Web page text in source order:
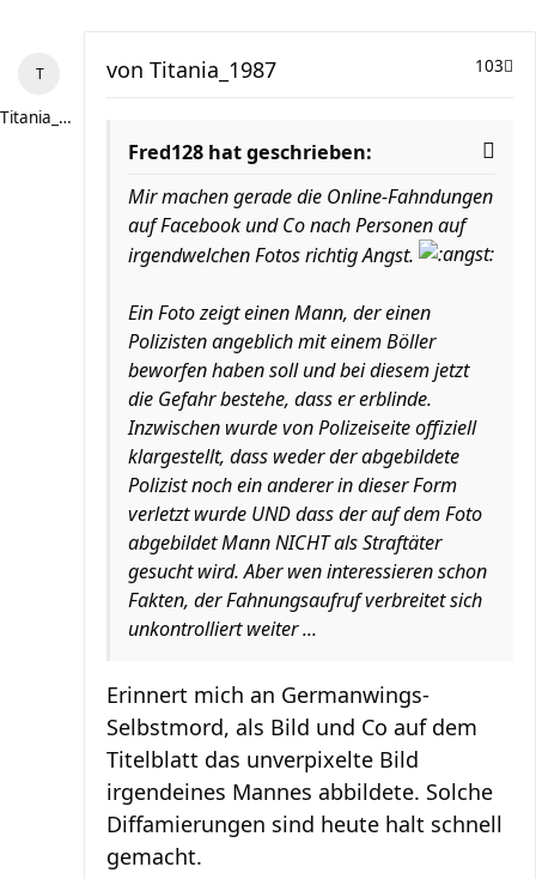
Titania_1987
103
von Titania_1987
Fred128 hat geschrieben:
Mir machen gerade die Online-Fahndungen
auf Facebook und Co nach Personen auf
irgendwelchen Fotos richtig Angst.
Ein Foto zeigt einen Mann, der einen
Polizisten angeblich mit einem Böller
beworfen haben soll und bei diesem jetzt
die Gefahr bestehe, dass er erblinde.
Inzwischen wurde von Polizeiseite offiziell
klargestellt, dass weder der abgebildete
Polizist noch ein anderer in dieser Form
verletzt wurde UND dass der auf dem Foto
abgebildet Mann NICHT als Straftäter
gesucht wird. Aber wen interessieren schon
Fakten, der Fahnungsaufruf verbreitet sich
unkontrolliert weiter ...
Erinnert mich an Germanwings-
Selbstmord, als Bild und Co auf dem
Titelblatt das unverpixelte Bild
irgendeines Mannes abbildete. Solche
Diffamierungen sind heute halt schnell
gemacht.